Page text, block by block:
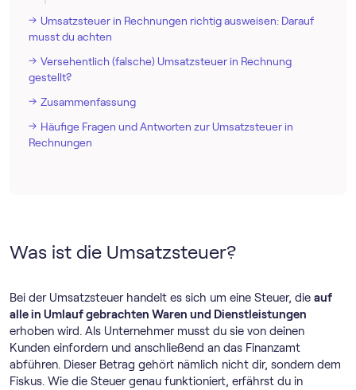
Umsatzsteuer in Rechnungen richtig ausweisen: Darauf
musst du achten
Versehentlich (falsche) Umsatzsteuer in Rechnung
gestellt?
Zusammenfassung
Häufige Fragen und Antworten zur Umsatzsteuer in
Rechnungen
Was ist die Umsatzsteuer?
Bei der Umsatzsteuer handelt es sich um eine Steuer, die auf
alle in Umlauf gebrachten Waren und Dienstleistungen
erhoben wird. Als Unternehmer musst du sie von deinen
Kunden einfordern und anschließend an das Finanzamt
abführen. Dieser Betrag gehört nämlich nicht dir, sondern dem
Fiskus. Wie die Steuer genau funktioniert, erfährst du in